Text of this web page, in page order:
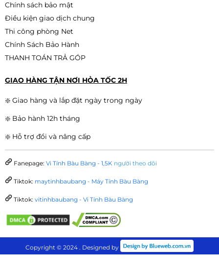
Chính sách bảo mật
Điều kiện giao dịch chung
Thi công phòng Net
Chính Sách Bảo Hành
THANH TOÁN TRẢ GÓP
GIAO HÀNG TẬN NƠI HỎA TỐC 2H
❇️ Giao hàng và lắp đặt ngày trong ngày
❇️ Bảo hành 12h tháng
❇️ Hỗ trợ đổi và nâng cấp
Fanepage: Vi Tính Bàu Bàng - 1,5K người theo dõi
Tiktok: maytinhbaubang - Máy Tính Bàu Bàng
Tiktok: vitinhbaubang - Vi Tính Bàu Bàng
Copyright © 2024 . Designed by